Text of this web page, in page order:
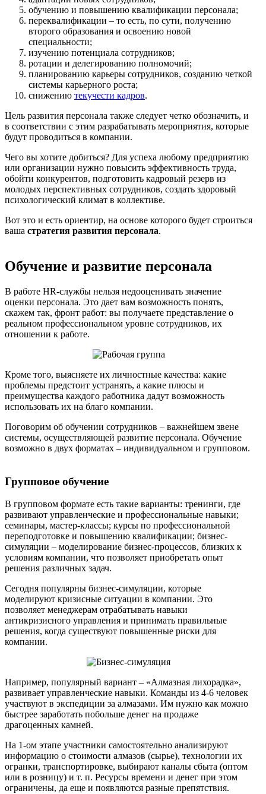
обучению и повышению квалификации персонала;
переквалификации – то есть, по сути, получению
второго образования и освоению новой
специальности;
изучению потенциала сотрудников;
ротации и делегированию полномочий;
планированию карьеры сотрудников, созданию четкой
системы карьерного роста;
снижению текучести кадров.
Цель развития персонала также следует четко обозначить, и
в соответствии с этим разрабатывать мероприятия, которые
будут проводиться в компании.
Чего вы хотите добиться? Для успеха любому предприятию
или организации нужно повысить эффективность труда,
обойти конкурентов, подготовить кадровый резерв из
молодых перспективных сотрудников, создать здоровый
психологический климат в коллективе.
Вот это и есть ориентир, на основе которого будет строиться
ваша стратегия развития персонала.
Обучение и развитие персонала
В работе HR-службы нельзя недооценивать значение
оценки персонала. Это дает вам возможность понять,
скажем так, фронт работ: вы получаете представление о
реальном профессиональном уровне сотрудников, их
отношении к работе.
Кроме того, выясняете их личностные качества: какие
проблемы предстоит устранять, а какие плюсы и
преимущества каждого работника дадут возможность
использовать их на благо компании.
Поговорим об обучении сотрудников – важнейшем звене
системы, осуществляющей развитие персонала. Обучение
возможно в двух форматах – индивидуальном и групповом.
Групповое обучение
В групповом формате есть такие варианты: тренинги, где
развивают управленческие и профессиональные навыки;
семинары, мастер-классы; курсы по профессиональной
переподготовке и повышению квалификации; бизнес-
симуляции – моделирование бизнес-процессов, близких к
условиям компании, что позволяет приобретать опыт
решения различных задач.
Сегодня популярны бизнес-симуляции, которые
моделируют кризисные ситуации в компании. Это
позволяет менеджерам отрабатывать навыки
антикризисного управления и принимать правильные
решения, когда существуют повышенные риски для
компании.
Например, популярный вариант – «Алмазная лихорадка»,
развивает управленческие навыки. Команды из 4-6 человек
участвуют в экспедиции за алмазами. Им нужно как можно
быстрее заработать побольше денег на продаже
драгоценных камней.
На 1-ом этапе участники самостоятельно анализируют
информацию о стоимости алмазов (сырье), технологии их
огранки, транспортировке, выбирают каналы сбыта (оптом
или в розницу) и т. п. Ресурсы времени и денег при этом
ограничены, да еще и появляются разные препятствия.